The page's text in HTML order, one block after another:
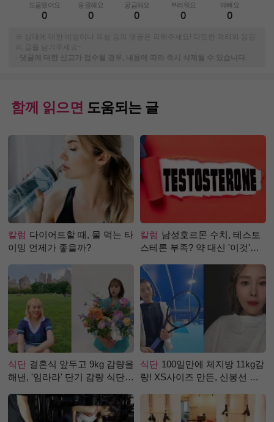
도움됐어요
0
응원해요
0
궁금해요
0
부러워요
0
예뻐요
0
※ 상대에 대한 비방이나 욕설 등의 댓글은 피해주세요! 따뜻한 격려와 응원
의 글을 남겨주세요~
-
댓글에 대한 신고가 접수될 경우, 내용에 따라 즉시 삭제될 수 있습니다.
함께 읽으면 도움되는 글
칼럼 다이어트할 때, 물 먹는 타
이밍 언제가 좋을까?
칼럼 남성호르몬 수치, 테스토
스테론 부족? 약 대신 '이것'으
식단 결혼식 앞두고 9kg 감량을
해낸, '임라라' 단기 감량 식단
식단 100일만에 체지방 11kg감
량! XS사이즈 만든, 신봉선 식